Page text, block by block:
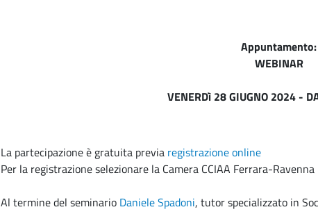
Appuntamento:
WEBINAR
VENERDì 28 GIUGNO 2024 -
La partecipazione è gratuita previa registrazione online
Per la registrazione selezionare la Camera CCIAA Ferrara-Ravenna
Al termine del seminario Daniele Spadoni, tutor specializzato in